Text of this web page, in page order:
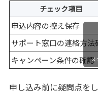
チェック項目
申込内容の控え保存
サポート窓口の連絡方法
キャンペーン条件の確認
ス
申し込み前に疑問点を